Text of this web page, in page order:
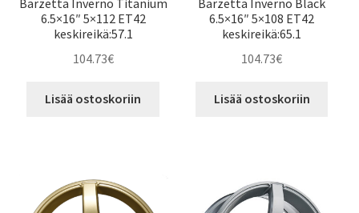
6.5×16″ 5×112 ET42
keskireikä:57.1
104.73€
Lisää ostoskoriin
6.5×16″ 5×108 ET42
keskireikä:65.1
104.73€
Lisää ostoskoriin